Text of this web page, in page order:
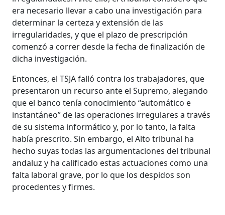
era necesario llevar a cabo una investigación para
determinar la certeza y extensión de las
irregularidades, y que el plazo de prescripción
comenzó a correr desde la fecha de finalización de
dicha investigación.
Entonces, el TSJA falló contra los trabajadores, que
presentaron un recurso ante el Supremo, alegando
que el banco tenía conocimiento “automático e
instantáneo” de las operaciones irregulares a través
de su sistema informático y, por lo tanto, la falta
había prescrito. Sin embargo, el Alto tribunal ha
hecho suyas todas las argumentaciones del tribunal
andaluz y ha calificado estas actuaciones como una
falta laboral grave, por lo que los despidos son
procedentes y firmes.